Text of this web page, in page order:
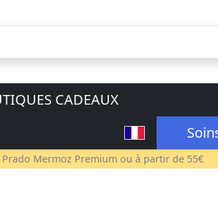
CADEAUX
Prado Mermoz Premium ou à partir de 55€